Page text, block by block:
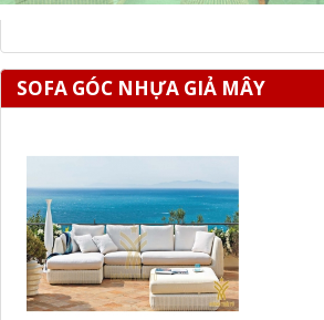
SOFA GÓC NHỰA GIẢ MÂY